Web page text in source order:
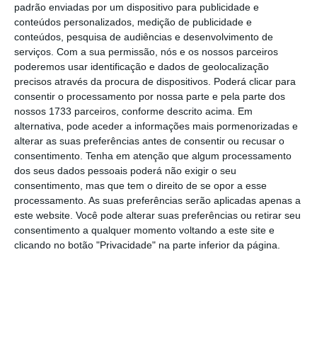
padrão enviadas por um dispositivo para publicidade e
conteúdos personalizados, medição de publicidade e
conteúdos, pesquisa de audiências e desenvolvimento de
serviços. Com a sua permissão, nós e os nossos parceiros
poderemos usar identificação e dados de geolocalização
precisos através da procura de dispositivos. Poderá clicar para
consentir o processamento por nossa parte e pela parte dos
nossos 1733 parceiros, conforme descrito acima. Em
alternativa, pode aceder a informações mais pormenorizadas e
alterar as suas preferências antes de consentir ou recusar o
consentimento. Tenha em atenção que algum processamento
dos seus dados pessoais poderá não exigir o seu
consentimento, mas que tem o direito de se opor a esse
processamento. As suas preferências serão aplicadas apenas a
este website. Você pode alterar suas preferências ou retirar seu
consentimento a qualquer momento voltando a este site e
clicando no botão "Privacidade" na parte inferior da página.